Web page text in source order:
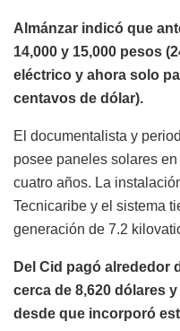
Almánzar indicó que
14,000 y 15,000 pesos
eléctrico y ahora solo
centavos de dólar).
El documentalista y
posee paneles solares
cuatro años. La
Tecnicaribe y el sistema
generación de 7.2
Del Cid pagó alrededor
cerca de 8,620 dólares
desde que incorporó